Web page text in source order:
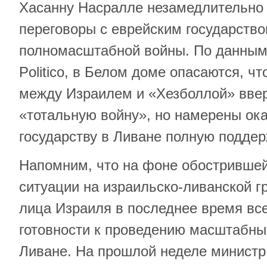
Хасанну Насралле
переговоры с еврейским
полномасштабной войны. По
Politico, в Белом доме опасаются,
между Израилем и «Хезболлой»
«тотальную войну», но намерены
государству в Ливане полную
Напомним, что на фоне
ситуации на израильско-ливанской
лица Израиля в последнее время
готовности к проведению
Ливане. На прошлой неделе